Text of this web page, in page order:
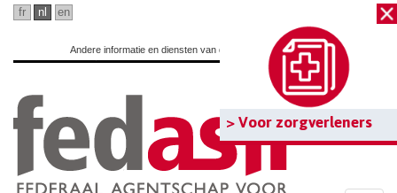
Ga
hoofdinhoud
> Voor zorgverleners
fr nl en
Andere informatie en diensten van de overheid:www.belgium.be